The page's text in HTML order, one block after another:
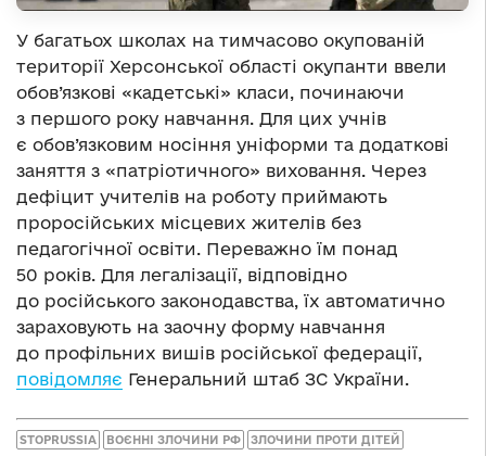
У багатьох школах на тимчасово окупованій
території Херсонської області окупанти ввели
обов’язкові «кадетські» класи, починаючи
з першого року навчання. Для цих учнів
є обов’язковим носіння уніформи та додаткові
заняття з «патріотичного» виховання. Через
дефіцит учителів на роботу приймають
проросійських місцевих жителів без
педагогічної освіти. Переважно їм понад
50 років. Для легалізації, відповідно
до російського законодавства, їх автоматично
зараховують на заочну форму навчання
до профільних вишів російської федерації,
повідомляє Генеральний штаб ЗС України.
STOPRUSSIA ВОЄННІ ЗЛОЧИНИ РФ ЗЛОЧИНИ ПРОТИ ДІТЕЙ